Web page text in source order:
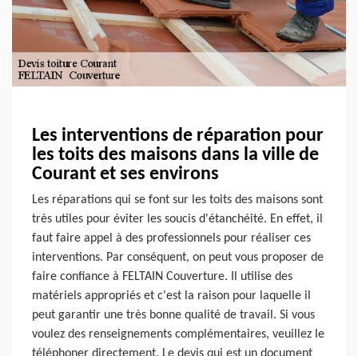
Les interventions de réparation pour
les toits des maisons dans la ville de
Courant et ses environs
Les réparations qui se font sur les toits des maisons sont
très utiles pour éviter les soucis d'étanchéité. En effet, il
faut faire appel à des professionnels pour réaliser ces
interventions. Par conséquent, on peut vous proposer de
faire confiance à FELTAIN Couverture. Il utilise des
matériels appropriés et c'est la raison pour laquelle il
peut garantir une très bonne qualité de travail. Si vous
voulez des renseignements complémentaires, veuillez le
téléphoner directement. Le devis qui est un document